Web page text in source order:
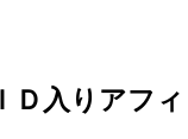
Ｄ入りアフ